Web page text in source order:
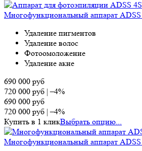
Многофункциональный аппарат ADSS
Удаление пигментов
Удаление волос
Фотоомоложение
Удаление акне
690 000 руб
720 000 руб |–4%
690 000 руб
720 000 руб |–4%
Купить в 1 кликВыбрать опцию...
Многофункциональный аппарат